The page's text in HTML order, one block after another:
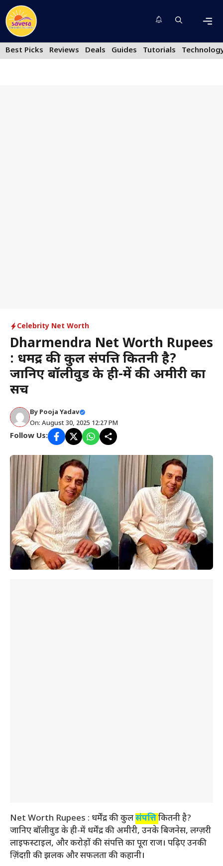
Skip
to
content
Best Picks
Reviews Deals Guides Tutorials
Celebrity Net Worth
Dharmendra Net Worth Rupees
: धर्मेंद्र की कुल संपत्ति कितनी है?
जानिए बॉलीवुड के ही-में की अमीरी का
सच
By Pooja Yadav
On: August 30, 2025 12:27 PM
Follow Us:
Net Worth Rupees : धर्मेंद्र की कुलसंपत्तिकितनी है?
जानिए बॉलीवुड के ही-में धर्मेंद्र की अमीरी, उनके बिजनेस, लग्ज़री
लाइफस्टाइल, और करोड़ों की संपत्ति का पूरा राज। पढ़िए उनकी
ज़िंदग़ी की झलक और सफलता की कहानी।